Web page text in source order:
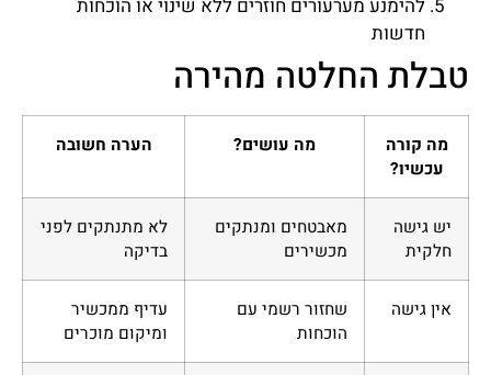
להימנע מערעורים חוזרים ללא שינוי או הוכחות
חדשות
טבלת החלטה מהירה
מה קורה
עכשיו?
מה עושים? הערה חשובה
יש גישה
חלקית
מאבטחים ומנתקים
מכשירים
לא מתנתקים לפני
בדיקה
אין גישה
שחזור רשמי עם
הוכחות
עדיף ממכשיר
ומיקום מוכרים